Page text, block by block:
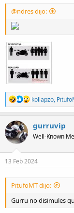
@ndres dijo:
R
e
a
n
s
kollapzo,
gurruvip
Well-Known
13 Feb 2024
PitufoMT dijo:
Gurru no disimules